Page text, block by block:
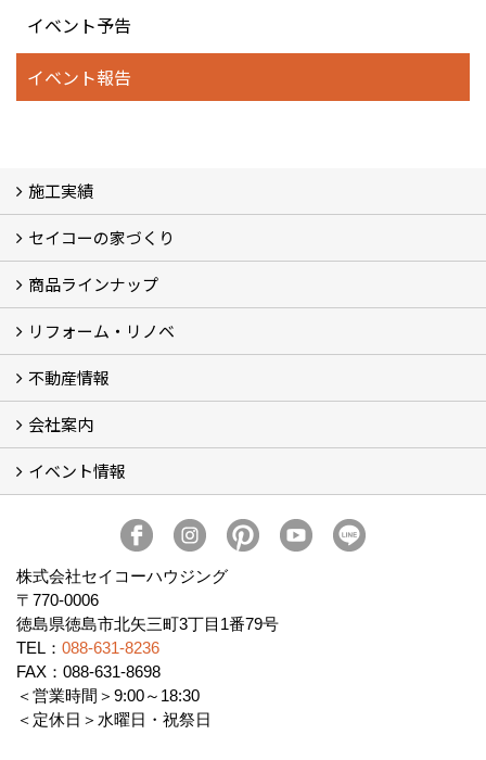
イベント予告
イベント報告
施工実績
フォトギャラリー
完工事例
お客様の声
セイコーの家づくり
家づくりコンセプト (2)
家づくりの特徴 (16)
□高性能住宅 (4)
□OMソーラーハウス (5)
□55歳からの家づくり
□わざわ座
□快適性 (4)
□光熱費 (3)
家づくりコラム
メンテナンス
商品ラインナップ
モデルハウス「Vita -ヴィータ-」
リノベーション モデルハウス「Crear -クレア-」
平屋の家
建築家とつくる家 (10)
リフォーム・リノベ
セイコーのリフォーム・リノベ
もっと知りたい、セイコーのリフォーム・リノベ
不動産情報
田宮・矢三の不動産ならセイコーハウジング
土地・中古住宅情報
賃貸情報
実家相続
ECOTOWN西矢三第3期・第4期分譲中
会社案内
会社概要
アクセス
スタッフ紹介
家づくりコラム
消費者志向自主宣言
ZEHビルダー2025年度実績報告書
SDGs宣言
リクルート
プライバシーポリシー
ご紹介キャンペーン
イベント情報
イベント予告
イベント報告
株式会社セイコーハウジング
〒770-0006
徳島県徳島市北矢三町3丁目1番79号
TEL： 088-631-8236
FAX：088-631-8698
＜営業時間＞9:00～18:30
＜定休日＞水曜日・祝祭日